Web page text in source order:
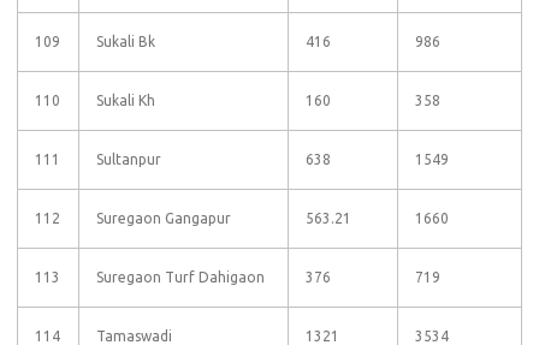
109 Sukali Bk 416 986
110 Sukali Kh 160 358
111 Sultanpur 638 1549
112 Suregaon Gangapur 563.21 1660
113 Suregaon Turf Dahigaon 376 719
114 Tamaswadi 1321 3534